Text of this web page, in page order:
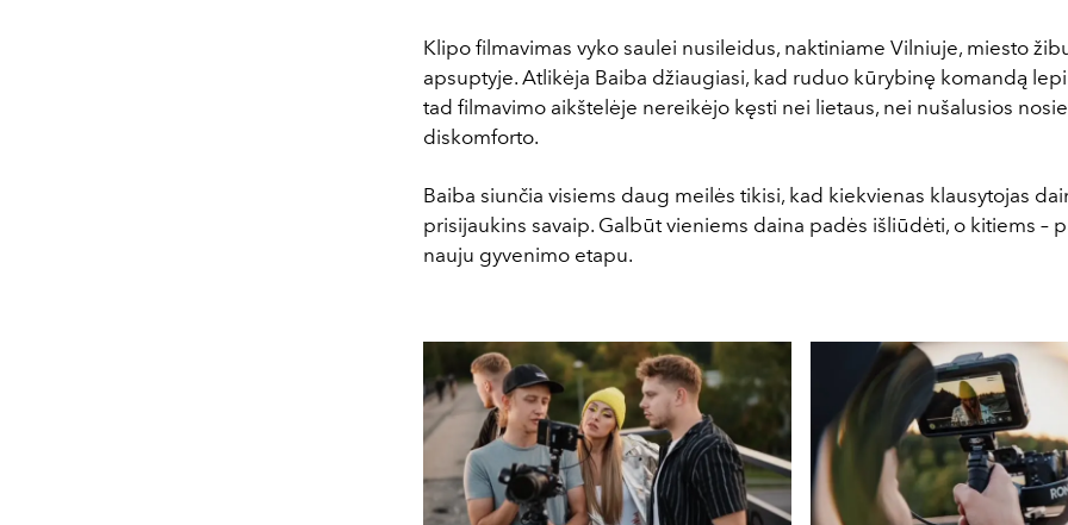
Klipo filmavimas vyko saulei nusileidus, naktiniame Vilniuje, miesto
apsuptyje. Atlikėja Baiba džiaugiasi, kad ruduo kūrybinę komandą
tad filmavimo aikštelėje nereikėjo kęsti nei lietaus, nei nušalusios
diskomforto.
Baiba siunčia visiems daug meilės tikisi, kad kiekvienas klausytojas
prisijaukins savaip. Galbūt vieniems daina padės išliūdėti, o kitiems –
nauju gyvenimo etapu.